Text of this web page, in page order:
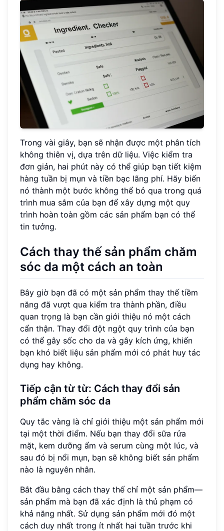
Trong vài giây, bạn sẽ nhận được một phân tích
không thiên vị, dựa trên dữ liệu. Việc kiểm tra
đơn giản, hai phút này có thể giúp bạn tiết kiệm
hàng tuần bị mụn và tiền bạc lãng phí. Hãy biến
nó thành một bước không thể bỏ qua trong quá
trình mua sắm của bạn để xây dựng một quy
trình hoàn toàn gồm các sản phẩm bạn có thể
tin tưởng.
Cách thay thế sản phẩm chăm
sóc da một cách an toàn
Bây giờ bạn đã có một sản phẩm thay thế tiềm
năng đã vượt qua kiểm tra thành phần, điều
quan trọng là bạn cần giới thiệu nó một cách
cẩn thận. Thay đổi đột ngột quy trình của bạn
có thể gây sốc cho da và gây kích ứng, khiến
bạn khó biết liệu sản phẩm mới có phát huy tác
dụng hay không.
Tiếp cận từ từ: Cách thay đổi sản
phẩm chăm sóc da
Quy tắc vàng là chỉ giới thiệu một sản phẩm mới
tại một thời điểm. Nếu bạn thay đổi sữa rửa
mặt, kem dưỡng ẩm và serum cùng một lúc, và
sau đó bị nổi mụn, bạn sẽ không biết sản phẩm
nào là nguyên nhân.
Bắt đầu bằng cách thay thế chỉ một sản phẩm—
sản phẩm mà bạn đã xác định là thủ phạm có
khả năng nhất. Sử dụng sản phẩm mới đó một
cách duy nhất trong ít nhất hai tuần trước khi